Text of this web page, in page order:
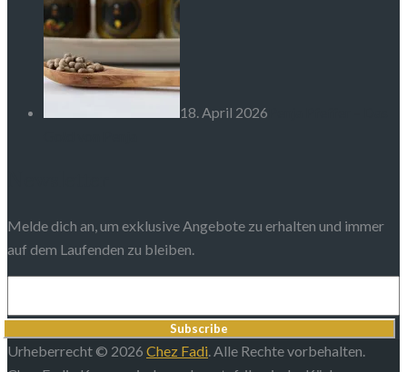
18. April 2026
Melde dich an, um exklusive Angebote zu erhalten und immer
auf dem Laufenden zu bleiben.
Subscribe
Urheberrecht © 2026 Chez Fadi . Alle Rechte vorbehalten.